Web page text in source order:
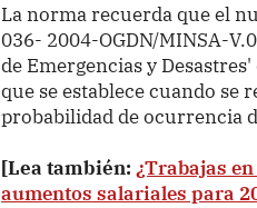
La norma recuerda que el
036- 2004-OGDN/MINSA-
de Emergencias y
que se establece cuando
probabilidad de ocurrencia
[Lea también:¿Trabajas
aumentos salariales para